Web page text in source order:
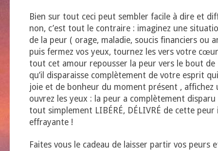
Bien sur tout ceci peut sembler facile à dire et
non, c’est tout le contraire : imaginez une
de la peur ( orage, maladie, soucis financiers ou
puis fermez vos yeux, tournez les vers votre
tout cet amour repousser la peur vers le bout de
qu’il disparaisse complètement de votre esprit
joie et de bonheur du moment présent , affichez
ouvrez les yeux : la peur a complètement disparu
tout simplement LIBÉRÉ, DÉLIVRÉ de cette
effrayante !
Faites vous le cadeau de laisser partir vos peurs